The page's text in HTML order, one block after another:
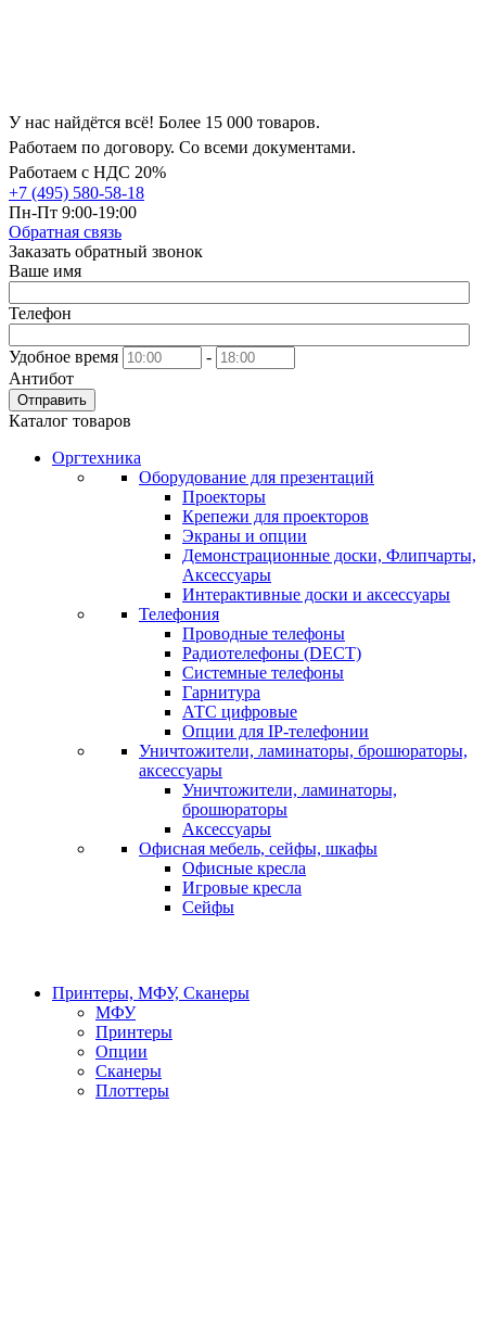
У нас найдётся всё! Более 15 000 товаров.
Работаем по договору. Со всеми документами.
Работаем с НДС 20%
+7 (495) 580-58-18
Пн-Пт 9:00-19:00
Обратная связь
Заказать обратный звонок
Ваше имя
Телефон
Удобное время
-
Антибот
Отправить
Каталог товаров
Оргтехника
Оборудование для презентаций
Проекторы
Крепежи для проекторов
Экраны и опции
Демонстрационные доски, Флипчарты,
Аксессуары
Интерактивные доски и аксессуары
Телефония
Проводные телефоны
Радиотелефоны (DECT)
Системные телефоны
Гарнитура
АТС цифровые
Опции для IP-телефонии
Уничтожители, ламинаторы, брошюраторы,
аксессуары
Уничтожители, ламинаторы,
брошюраторы
Аксессуары
Офисная мебель, сейфы, шкафы
Офисные кресла
Игровые кресла
Сейфы
Принтеры, МФУ, Сканеры
МФУ
Принтеры
Опции
Сканеры
Плоттеры